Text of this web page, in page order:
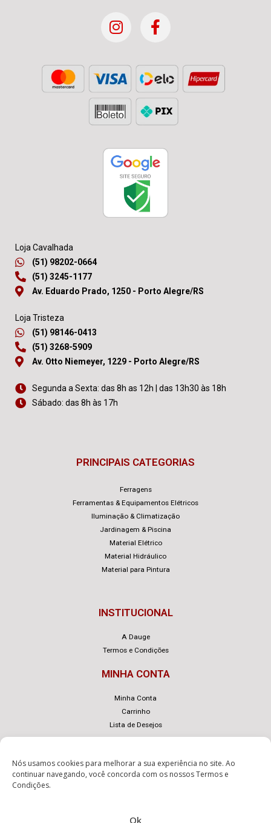
Nós usamos cookies para melhorar a sua experiência no site. Ao
continuar navegando, você concorda com os nossosTermos e
Condições.
Ok
Loja Cavalhada
(51) 98202-0664
(51) 3245-1177
Av. Eduardo Prado, 1250 - Porto Alegre/RS
Loja Tristeza
(51) 98146-0413
(51) 3268-5909
Av. Otto Niemeyer, 1229 - Porto Alegre/RS
Segunda a Sexta: das 8h as 12h | das 13h30 às 18h
Sábado: das 8h às 17h
PRINCIPAIS CATEGORIAS
Ferragens
Ferramentas & Equipamentos Elétricos
Iluminação & Climatização
Jardinagem & Piscina
Material Elétrico
Material Hidráulico
Material para Pintura
INSTITUCIONAL
A Dauge
Termos e Condições
MINHA CONTA
Minha Conta
Carrinho
Lista de Desejos